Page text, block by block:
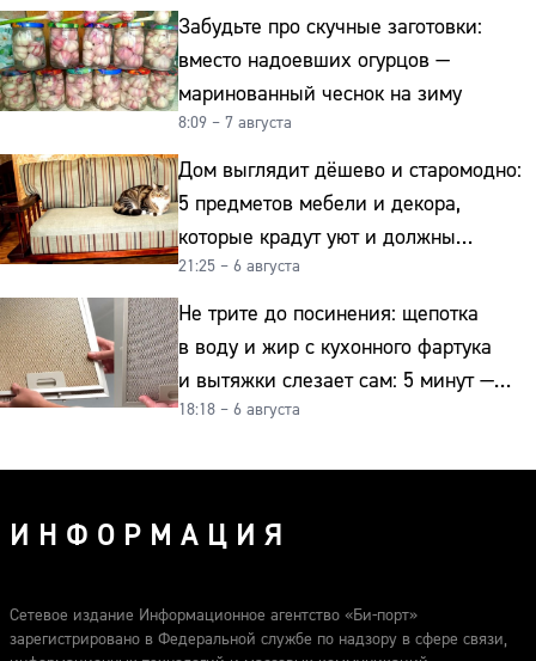
Забудьте про скучные заготовки:
вместо надоевших огурцов —
маринованный чеснок на зиму
8:09 – 7 августа
Дом выглядит дёшево и старомодно:
5 предметов мебели и декора,
которые крадут уют и должны
отправиться на свалку прямо сейчас
21:25 – 6 августа
Не трите до посинения: щепотка
в воду и жир с кухонного фартука
и вытяжки слезает сам: 5 минут —
и сверкает как новая
18:18 – 6 августа
ИНФОРМАЦИЯ
Сетевое издание Информационное агентство «Би-порт»
зарегистрировано в Федеральной службе по надзору в сфере связи,